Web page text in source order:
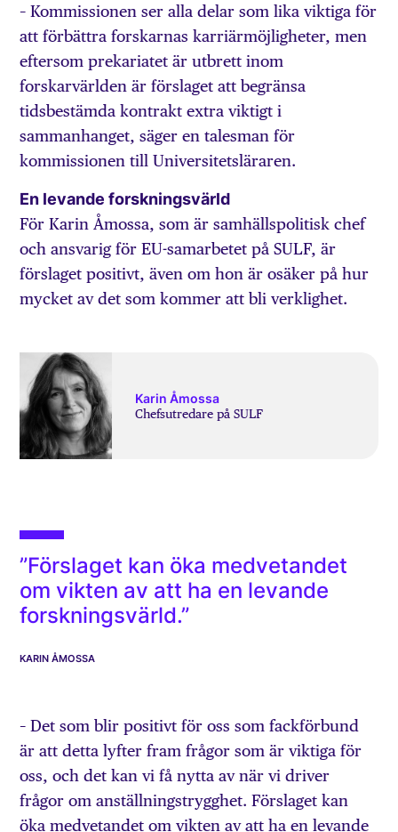
– Kommissionen ser alla delar som lika viktiga för
att förbättra forskarnas karriärmöjligheter, men
eftersom prekariatet är utbrett inom
forskarvärlden är förslaget att begränsa
tidsbestämda kontrakt extra viktigt i
sammanhanget, säger en talesman för
kommissionen till Universitetsläraren.
En levande forskningsvärld
För Karin Åmossa, som är samhällspolitisk chef
och ansvarig för EU-samarbetet på SULF, är
förslaget positivt, även om hon är osäker på hur
mycket av det som kommer att bli verklighet.
Karin Åmossa
Chefsutredare på SULF
”Förslaget kan öka medvetandet
om vikten av att ha en levande
forskningsvärld.”
KARIN ÅMOSSA
– Det som blir positivt för oss som fackförbund
är att detta lyfter fram frågor som är viktiga för
oss, och det kan vi få nytta av när vi driver
frågor om anställningstrygghet. Förslaget kan
öka medvetandet om vikten av att ha en levande